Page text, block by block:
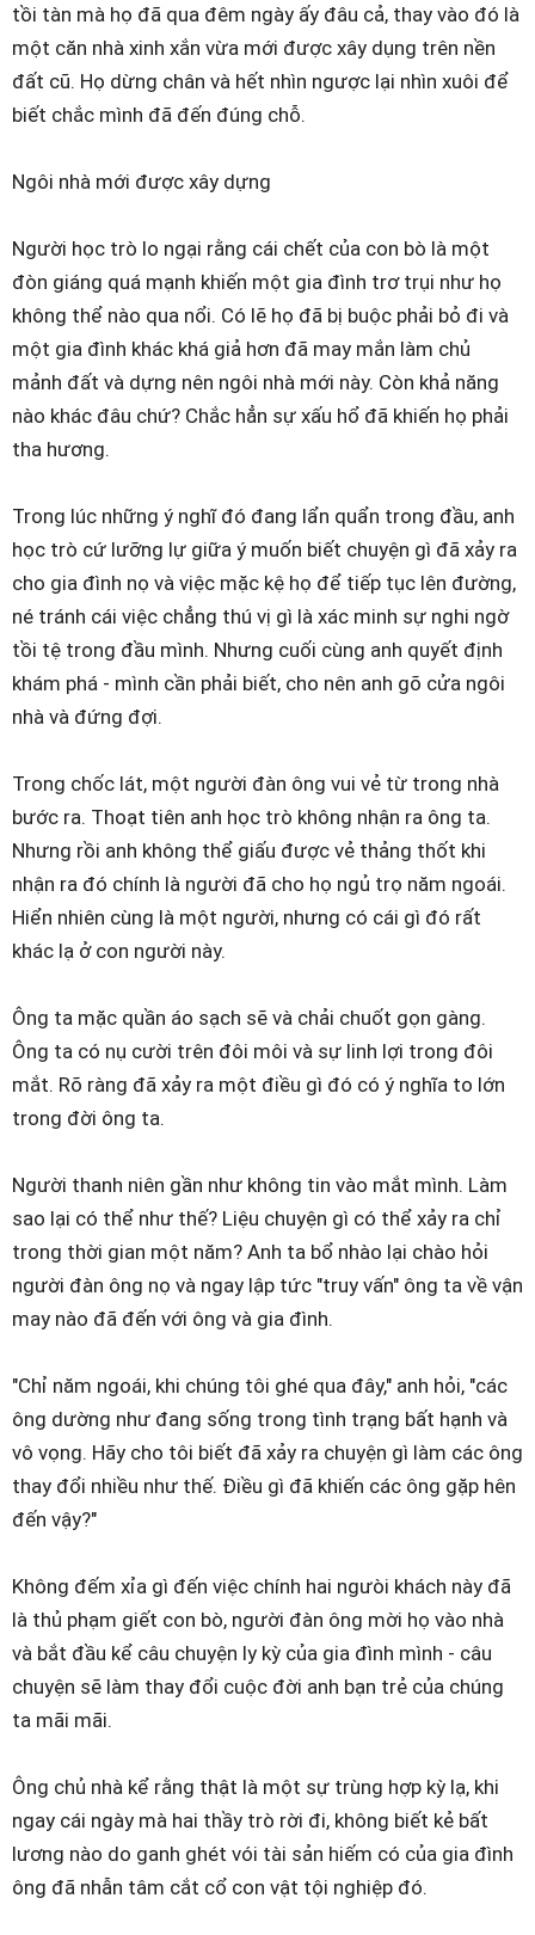
tồi tàn mà họ đã qua đêm ngày ấy đâu cả, thay vào đó là
một căn nhà xinh xắn vừa mới được xây dụng trên nền
đất cũ. Họ dừng chân và hết nhìn ngược lại nhìn xuôi để
biết chắc mình đã đến đúng chỗ.
Ngôi nhà mới được xây dựng
Người học trò lo ngại rằng cái chết của con bò là một
đòn giáng quá mạnh khiến một gia đình trơ trụi như họ
không thể nào qua nổi. Có lẽ họ đã bị buộc phải bỏ đi và
một gia đình khác khá giả hơn đã may mắn làm chủ
mảnh đất và dựng nên ngôi nhà mới này. Còn khả năng
nào khác đâu chứ? Chắc hẳn sự xấu hổ đã khiến họ phải
tha hương.
Trong lúc những ý nghĩ đó đang lẩn quẩn trong đầu, anh
học trò cứ lưỡng lự giữa ý muốn biết chuyện gì đã xảy ra
cho gia đình nọ và việc mặc kệ họ để tiếp tục lên đường,
né tránh cái việc chẳng thú vị gì là xác minh sự nghi ngờ
tồi tệ trong đầu mình. Nhưng cuối cùng anh quyết định
khám phá - mình cần phải biết, cho nên anh gõ cửa ngôi
nhà và đứng đợi.
Trong chốc lát, một người đàn ông vui vẻ từ trong nhà
bước ra. Thoạt tiên anh học trò không nhận ra ông ta.
Nhưng rồi anh không thể giấu được vẻ thảng thốt khi
nhận ra đó chính là người đã cho họ ngủ trọ năm ngoái.
Hiển nhiên cùng là một người, nhưng có cái gì đó rất
khác lạ ở con người này.
Ông ta mặc quần áo sạch sẽ và chải chuốt gọn gàng.
Ông ta có nụ cười trên đôi môi và sự linh lợi trong đôi
mắt. Rõ ràng đã xảy ra một điều gì đó có ý nghĩa to lớn
trong đời ông ta.
Người thanh niên gần như không tin vào mắt mình. Làm
sao lại có thể như thế? Liệu chuyện gì có thể xảy ra chỉ
trong thời gian một năm? Anh ta bổ nhào lại chào hỏi
người đàn ông nọ và ngay lập tức "truy vấn" ông ta về vận
may nào đã đến với ông và gia đình.
"Chỉ năm ngoái, khi chúng tôi ghé qua đây," anh hỏi, "các
ông dường như đang sống trong tình trạng bất hạnh và
vô vọng. Hãy cho tôi biết đã xảy ra chuyện gì làm các ông
thay đổi nhiều như thế. Điều gì đã khiến các ông gặp hên
đến vậy?"
Không đếm xỉa gì đến việc chính hai ngưòi khách này đã
là thủ phạm giết con bò, người đàn ông mời họ vào nhà
và bắt đầu kể câu chuyện ly kỳ của gia đình mình - câu
chuyện sẽ làm thay đổi cuộc đời anh bạn trẻ của chúng
ta mãi mãi.
Ông chủ nhà kể rằng thật là một sự trùng hợp kỳ lạ, khi
ngay cái ngày mà hai thầy trò rời đi, không biết kẻ bất
lương nào do ganh ghét vói tài sản hiếm có của gia đình
ông đã nhẫn tâm cắt cổ con vật tội nghiệp đó.